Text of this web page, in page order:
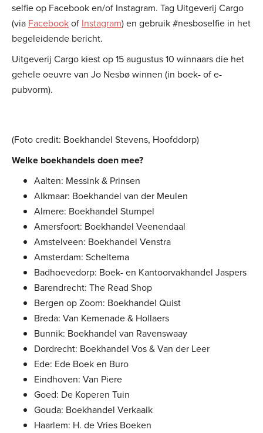
selfie op Facebook en/of Instagram. Tag Uitgeverij Cargo
(via Facebookof Instagram) en gebruik #nesboselfie in het
begeleidende bericht.
Uitgeverij Cargo kiest op 15 augustus 10 winnaars die het
gehele oeuvre van Jo Nesbø winnen (in boek- of e-
pubvorm).
(Foto credit: Boekhandel Stevens, Hoofddorp)
Welke boekhandels doen mee?
Aalten: Messink & Prinsen
Alkmaar: Boekhandel van der Meulen
Almere: Boekhandel Stumpel
Amersfoort: Boekhandel Veenendaal
Amstelveen: Boekhandel Venstra
Amsterdam: Scheltema
Badhoevedorp: Boek- en Kantoorvakhandel Jaspers
Barendrecht: The Read Shop
Bergen op Zoom: Boekhandel Quist
Breda: Van Kemenade & Hollaers
Bunnik: Boekhandel van Ravenswaay
Dordrecht: Boekhandel Vos & Van der Leer
Ede: Ede Boek en Buro
Eindhoven: Van Piere
Goed: De Koperen Tuin
Gouda: Boekhandel Verkaaik
Haarlem: H. de Vries Boeken